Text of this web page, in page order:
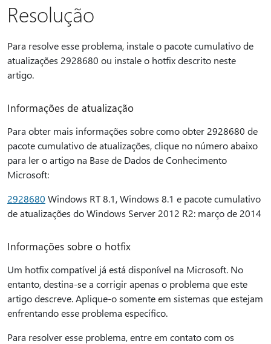
Resolução
Para resolve esse problema, instale o pacote cumulativo de
atualizações 2928680 ou instale o hotfix descrito neste
artigo.
Informações de atualização
Para obter mais informações sobre como obter 2928680 de
pacote cumulativo de atualizações, clique no número abaixo
para ler o artigo na Base de Dados de Conhecimento
Microsoft:
2928680 Windows RT 8.1, Windows 8.1 e pacote cumulativo
de atualizações do Windows Server 2012 R2: março de 2014
Informações sobre o hotfix
Um hotfix compatível já está disponível na Microsoft. No
entanto, destina-se a corrigir apenas o problema que este
artigo descreve. Aplique-o somente em sistemas que estejam
enfrentando esse problema específico.
Para resolver esse problema, entre em contato com os